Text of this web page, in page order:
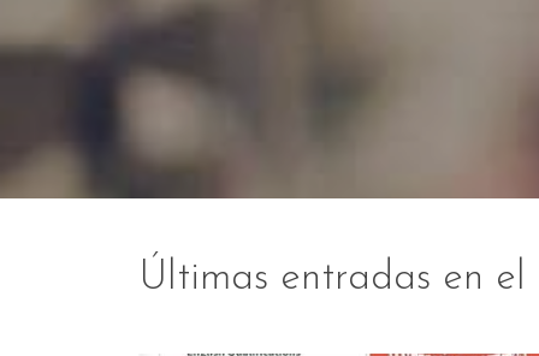
Últimas entradas en el